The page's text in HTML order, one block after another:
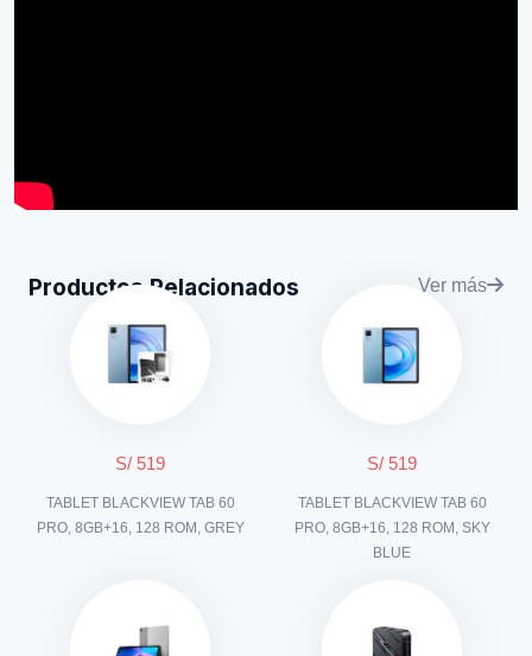
Productos Relacionados Ver más
S/ 519
TABLET BLACKVIEW TAB 60
PRO, 8GB+16, 128 ROM, GREY
S/ 519
TABLET BLACKVIEW TAB 60
PRO, 8GB+16, 128 ROM, SKY
BLUE